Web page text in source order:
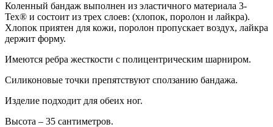
Коленный бандаж выполнен из эластичного материала 3-
Tex® и состоит из трех слоев: (хлопок, поролон и лайкра).
Хлопок приятен для кожи, поролон пропускает воздух, лайкра
держит форму.
Имеются ребра жесткости с полицентрическим шарниром.
Силиконовые точки препятствуют сползанию бандажа.
Изделие подходит для обеих ног.
Высота – 35 сантиметров.